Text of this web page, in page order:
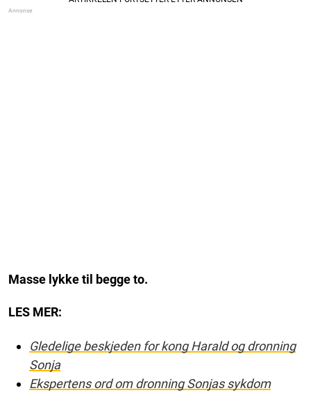
Masse lykke til begge to.
LES MER:
Gledelige beskjeden for kong Harald og dronning
Sonja
Ekspertens ord om dronning Sonjas sykdom